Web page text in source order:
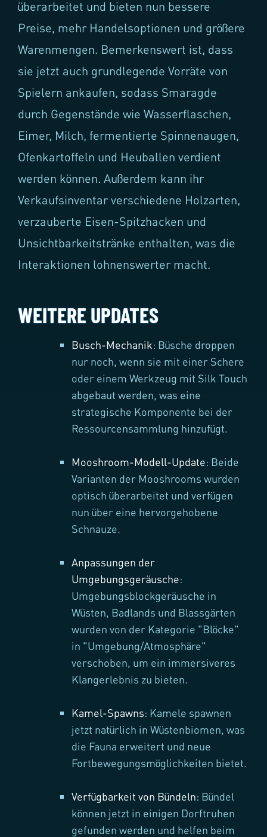
überarbeitet und bieten nun bessere
Preise, mehr Handelsoptionen und größere
Warenmengen. Bemerkenswert ist, dass
sie jetzt auch grundlegende Vorräte von
Spielern ankaufen, sodass Smaragde
durch Gegenstände wie Wasserflaschen,
Eimer, Milch, fermentierte Spinnenaugen,
Ofenkartoffeln und Heuballen verdient
werden können. Außerdem kann ihr
Verkaufsinventar verschiedene Holzarten,
verzauberte Eisen-Spitzhacken und
Unsichtbarkeitstränke enthalten, was die
Interaktionen lohnenswerter macht.
WEITERE UPDATES
Busch-Mechanik: Büsche droppen
nur noch, wenn sie mit einer Schere
oder einem Werkzeug mit Silk Touch
abgebaut werden, was eine
strategische Komponente bei der
Ressourcensammlung hinzufügt.
Mooshroom-Modell-Update: Beide
Varianten der Mooshrooms wurden
optisch überarbeitet und verfügen
nun über eine hervorgehobene
Schnauze.
Anpassungen der
Umgebungsgeräusche:
Umgebungsblockgeräusche in
Wüsten, Badlands und Blassgärten
wurden von der Kategorie "Blöcke"
in "Umgebung/Atmosphäre"
verschoben, um ein immersiveres
Klangerlebnis zu bieten.
Kamel-Spawns: Kamele spawnen
jetzt natürlich in Wüstenbiomen, was
die Fauna erweitert und neue
Fortbewegungsmöglichkeiten bietet.
Verfügbarkeit von Bündeln: Bündel
können jetzt in einigen Dorftruhen
gefunden werden und helfen beim